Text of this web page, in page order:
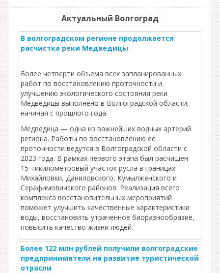
Актуальный Волгоград
В волгоградском регионе продолжается
расчистка реки Медведицы
Более четверти объема всех запланированных
работ по восстановлению проточности и
улучшению экологического состояния реки
Медведицы выполнено в Волгоградской области,
начиная с прошлого года.
Медведица — одна из важнейших водных артерий
региона. Работы по восстановлению ее
проточности ведутся в Волгоградской области с
2023 года. В рамках первого этапа был расчищен
15-тикилометровый участок русла в границах
Михайловки, Даниловского, Кумылженского и
Серафимовичского районов. Реализация всего
комплекса восстановительных мероприятий
поможет улучшить качественные характеристики
воды, восстановить утраченное биоразнообразие,
повысить качество жизни людей.
Более 122 млн рублей получили волгоградские
предприниматели на развитие туристической
отрасли